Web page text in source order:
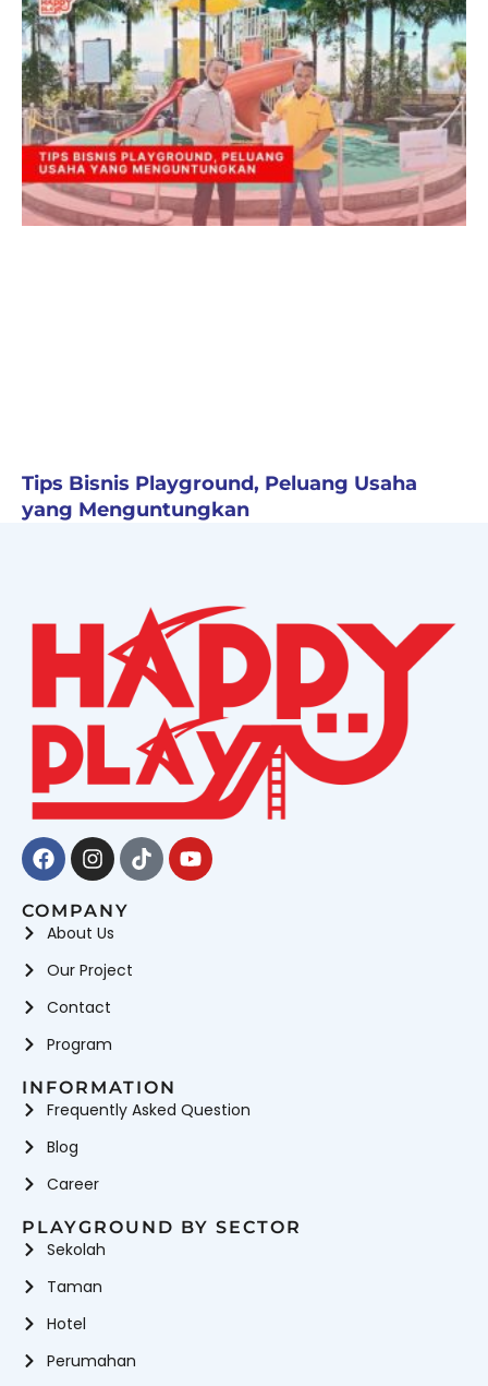
Tips Bisnis Playground, Peluang Usaha
yang Menguntungkan
Facebook
Instagram
TiktokYoutube
COMPANY
About Us
Our Project
Contact
Program
INFORMATION
Frequently Asked Question
Blog
Career
PLAYGROUND BY SECTOR
Sekolah
Taman
Hotel
Perumahan